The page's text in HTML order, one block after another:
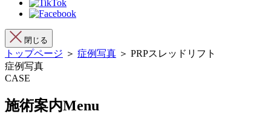
閉じる
トップページ ＞ 症例写真 ＞ PRPスレッドリフト
症例写真
CASE
施術案内Menu